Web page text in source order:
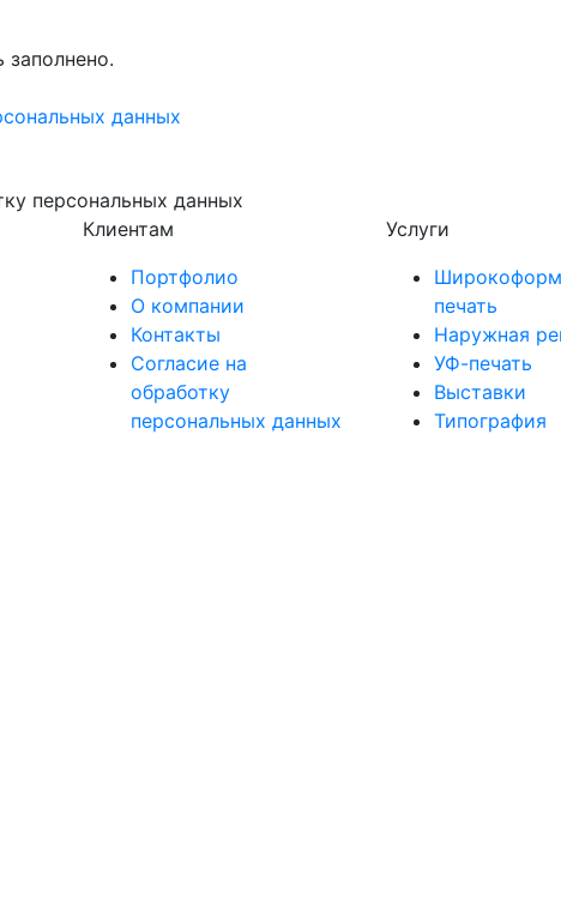
данных
персональных данных
Клиентам
Портфолио
О компании
Контакты
Согласие на
обработку
персональных данных
Услуги
печать
Наружная
УФ-печать
Выставки
Типография